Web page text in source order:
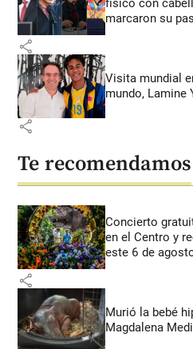
marcaron su
share
Visita mundial
mundo, Lamine
share
Te recomendamos
Concierto
en el Centro y
este 6 de
share
Murió la bebé
Magdalena